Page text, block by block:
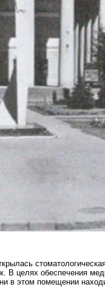
В целях обеспечения
в этом помещении